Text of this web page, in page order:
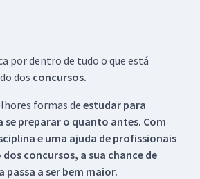
por dentro de tudo o que está
dos concursos.
formas de estudar para
se preparar o quanto antes. Com
e uma ajuda de profissionais
dos concursos, a sua chance de
a ser bem maior.